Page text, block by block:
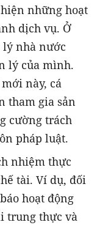
những hoạt
dịch vụ. Ở
lý nhà nước
lý của mình.
này, cá
tham gia sản
cường trách
pháp luật.
nhiệm thực
tài. Ví dụ, đối
hoạt động
trung thực và